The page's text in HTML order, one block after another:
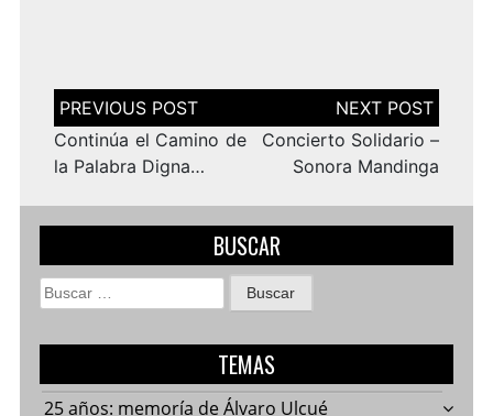
Navegación
de
entradas
Continúa el Camino de
la Palabra Digna…
Concierto Solidario –
Sonora Mandinga
BUSCAR
Buscar:
TEMAS
25 años: memoría de Álvaro Ulcué